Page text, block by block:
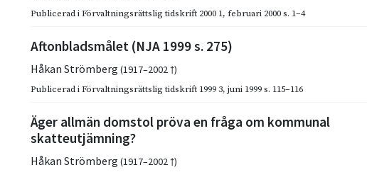
Publicerad iFörvaltningsrättslig tidskrift 2000 1,februari 2000 s. 1–4
Aftonbladsmålet (NJA 1999 s. 275)
Håkan Strömberg(1917–2002 †)
Publicerad iFörvaltningsrättslig tidskrift 1999 3,juni 1999 s. 115–116
Äger allmän domstol pröva en fråga om kommunal
skatteutjämning?
Håkan Strömberg(1917–2002 †)